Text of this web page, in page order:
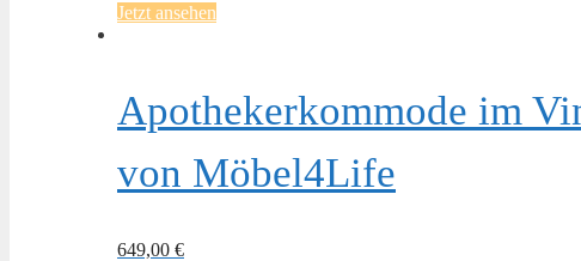
Jetzt ansehen
Apothekerkommode im
von Möbel4Life
649,00 €